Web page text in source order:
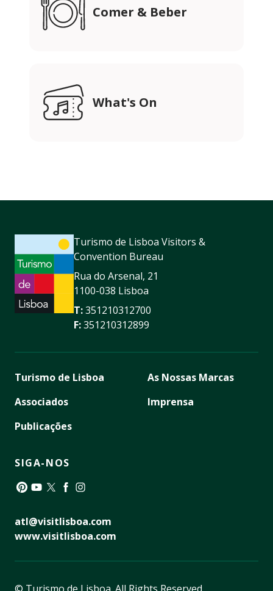
Comer & Beber
What's On
Turismo de Lisboa Visitors &
Convention Bureau
Rua do Arsenal, 21
1100-038 Lisboa
T:351210312700
F:351210312899
Turismo de Lisboa
Associados
Publicações
As Nossas Marcas
Imprensa
SIGA-NOS
atl@visitlisboa.com
www.visitlisboa.com
© Turismo de Lisboa. All Rights Reserved